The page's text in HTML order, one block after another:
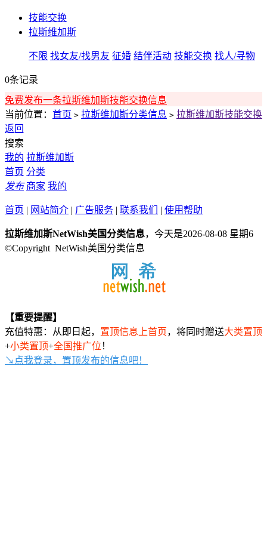
技能交换
拉斯维加斯
不限 找女友/找男友 征婚 结伴活动 技能交换 找人/寻物
0条记录
免费发布一条拉斯维加斯技能交换信息
当前位置： 首页 > 拉斯维加斯分类信息 > 拉斯维加斯技能交换
返回
搜索
我的 拉斯维加斯
首页 分类
发布 商家 我的
首页 | 网站简介 | 广告服务 | 联系我们 | 使用帮助
拉斯维加斯NetWish美国分类信息，今天是2026-08-08 星期6
©Copyright NetWish美国分类信息
【重要提醒】
充值特惠：从即日起， 置顶信息上首页，将同时赠送大类置顶
+小类置顶+全国推广位 ！
↘点我登录，置顶发布的信息吧！